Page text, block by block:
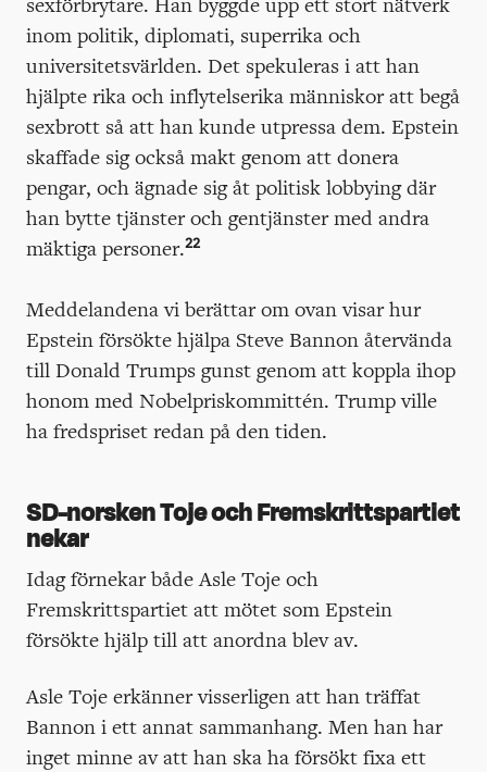
inom politik, diplomati, superrika och
universitetsvärlden. Det spekuleras i att han
hjälpte rika och inflytelserika människor att begå
sexbrott så att han kunde utpressa dem. Epstein
skaffade sig också makt genom att donera
pengar, och ägnade sig åt politisk lobbying där
han bytte tjänster och gentjänster med andra
mäktiga personer.22
Meddelandena vi berättar om ovan visar hur
Epstein försökte hjälpa Steve Bannon återvända
till Donald Trumps gunst genom att koppla ihop
honom med Nobelpriskommittén. Trump ville
ha fredspriset redan på den tiden.
SD-norsken Toje och Fremskrittspartiet
nekar
Idag förnekar både Asle Toje och
Fremskrittspartiet att mötet som Epstein
försökte hjälp till att anordna blev av.
Asle Toje erkänner visserligen att han träffat
Bannon i ett annat sammanhang. Men han har
inget minne av att han ska ha försökt fixa ett